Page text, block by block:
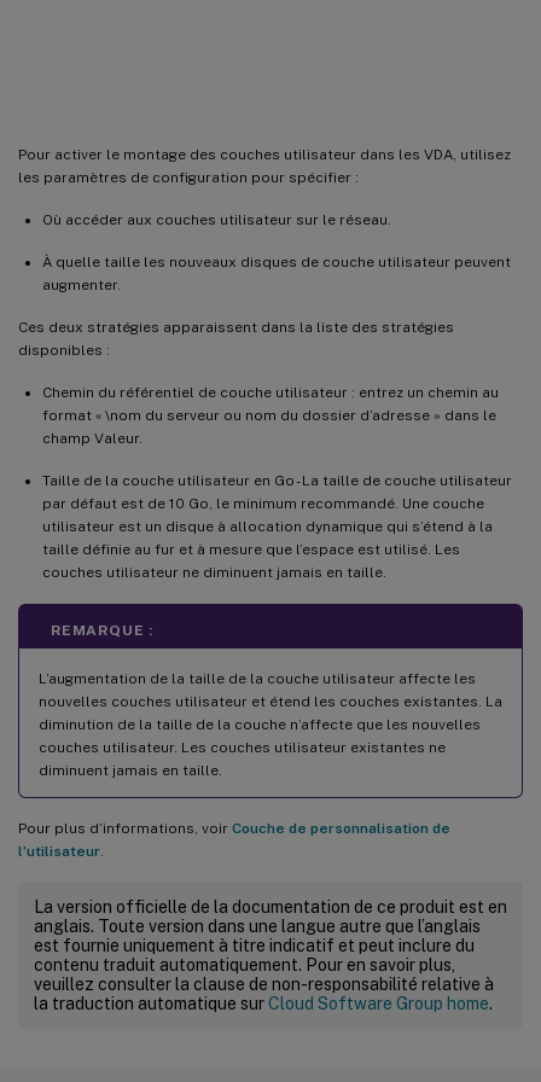
Pour activer le montage des couches utilisateur dans les VDA, utilisez
les paramètres de configuration pour spécifier :
Où accéder aux couches utilisateur sur le réseau.
À quelle taille les nouveaux disques de couche utilisateur peuvent
augmenter.
Ces deux stratégies apparaissent dans la liste des stratégies
disponibles :
Chemin du référentiel de couche utilisateur : entrez un chemin au
format « \nom du serveur ou nom du dossier d’adresse » dans le
champ Valeur.
Taille de la couche utilisateur en Go - La taille de couche utilisateur
par défaut est de 10 Go, le minimum recommandé. Une couche
utilisateur est un disque à allocation dynamique qui s’étend à la
taille définie au fur et à mesure que l’espace est utilisé. Les
couches utilisateur ne diminuent jamais en taille.
REMARQUE :
L’augmentation de la taille de la couche utilisateur affecte les
nouvelles couches utilisateur et étend les couches existantes. La
diminution de la taille de la couche n’affecte que les nouvelles
couches utilisateur. Les couches utilisateur existantes ne
diminuent jamais en taille.
Pour plus d’informations, voir Couche de personnalisation de
l’utilisateur
La version officielle de la documentation de ce produit est en
anglais. Toute version dans une langue autre que l’anglais
est fournie uniquement à titre indicatif et peut inclure du
contenu traduit automatiquement. Pour en savoir plus,
veuillez consulter la clause de non-responsabilité relative à
la traduction automatique surCloud Software Group home.